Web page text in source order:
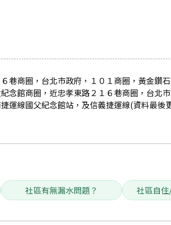
巷商圈，台北巿政府，１０１商圈，黃金鑽
念館商圈，近忠孝東路２１６巷商圈，台北巿
運線國父紀念館站，及信義捷運線(資料最後
社區有無漏水問題？ 社區自